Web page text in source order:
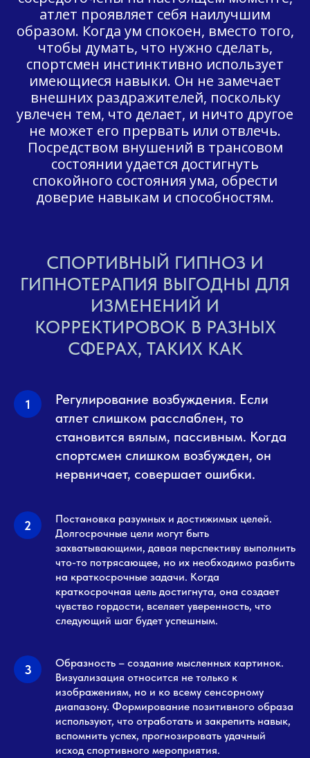
атлет проявляет себя наилучшим
образом. Когда ум спокоен, вместо того,
чтобы думать, что нужно сделать,
спортсмен инстинктивно использует
имеющиеся навыки. Он не замечает
внешних раздражителей, поскольку
увлечен тем, что делает, и ничто другое
не может его прервать или отвлечь.
Посредством внушений в трансовом
состоянии удается достигнуть
спокойного состояния ума, обрести
доверие навыкам и способностям.
СПОРТИВНЫЙ ГИПНОЗ И
ГИПНОТЕРАПИЯ ВЫГОДНЫ ДЛЯ
ИЗМЕНЕНИЙ И
КОРРЕКТИРОВОК В РАЗНЫХ
СФЕРАХ, ТАКИХ КАК
Регулирование возбуждения. Если
атлет слишком расслаблен, то
становится вялым, пассивным. Когда
спортсмен слишком возбужден, он
нервничает, совершает ошибки.
Постановка разумных и достижимых целей.
Долгосрочные цели могут быть
захватывающими, давая перспективу выполнить
что-то потрясающее, но их необходимо разбить
на краткосрочные задачи. Когда
краткосрочная цель достигнута, она создает
чувство гордости, вселяет уверенность, что
следующий шаг будет успешным.
Образность – создание мысленных картинок.
Визуализация относится не только к
изображениям, но и ко всему сенсорному
диапазону. Формирование позитивного образа
используют, что отработать и закрепить навык,
вспомнить успех, прогнозировать удачный
исход спортивного мероприятия.